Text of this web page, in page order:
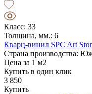
Класс: 33
Толщина, мм.: 6
Кварц-винил SPC Art
Страна производства:
Цена за 1 м2
Купить в один клик
3 850
Купить